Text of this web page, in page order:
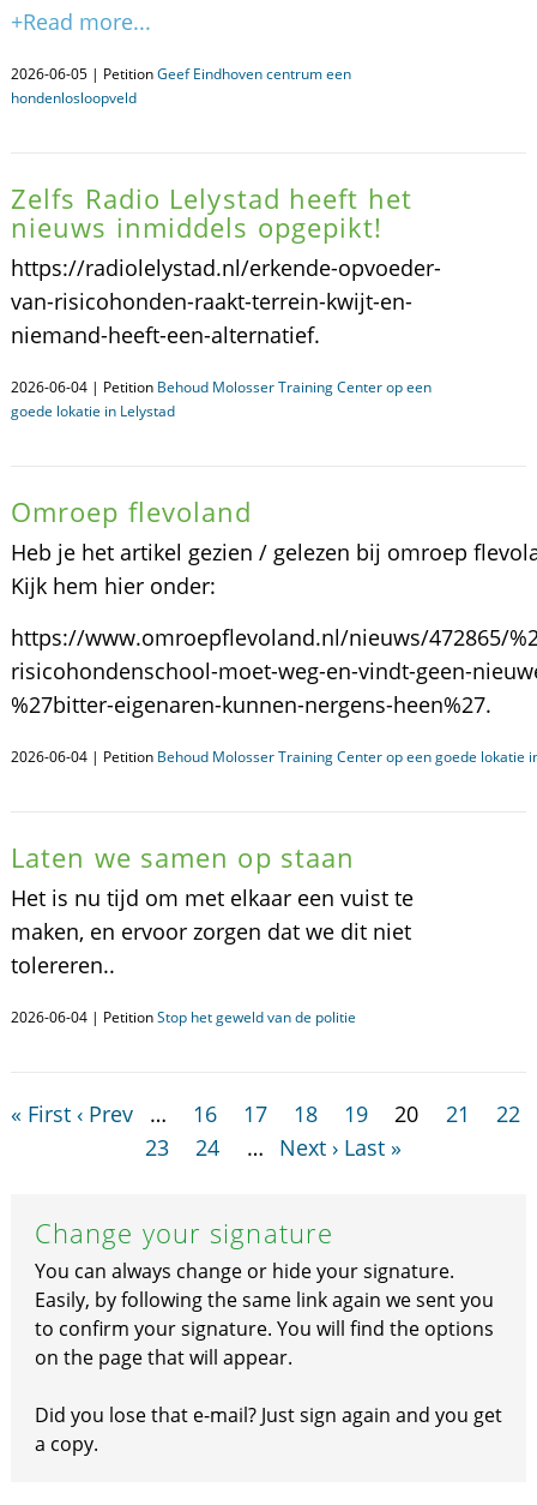
+Read more...
2026-06-05 | PetitionGeef Eindhoven centrum een
hondenlosloopveld
Zelfs Radio Lelystad heeft het
nieuws inmiddels opgepikt!
https://radiolelystad.nl/erkende-opvoeder-
van-risicohonden-raakt-terrein-kwijt-en-
niemand-heeft-een-alternatief.
2026-06-04 | Petition Behoud Molosser Training Center op een
goede lokatie in Lelystad
Omroep flevoland
Heb je het artikel gezien / gelezen bij omroep
Kijk hem hier onder:
https://www.omroepflevoland.nl/nieuws/472865/
risicohondenschool-moet-weg-en-vindt-geen-
%27bitter-eigenaren-kunnen-nergens-heen%27.
2026-06-04 | Petition Behoud Molosser Training Center op een goede lokatie
Laten we samen op staan
Het is nu tijd om met elkaar een vuist te
maken, en ervoor zorgen dat we dit niet
tolereren..
2026-06-04 | PetitionStop het geweld van de politie
« First ‹ Prev … 16 17 18 19 20 21
22
23
24 … Next › Last »
Change your signature
You can always change or hide your signature.
Easily, by following the same link again we sent you
to confirm your signature. You will find the options
on the page that will appear.
Did you lose that e-mail? Just sign again and you get
a copy.